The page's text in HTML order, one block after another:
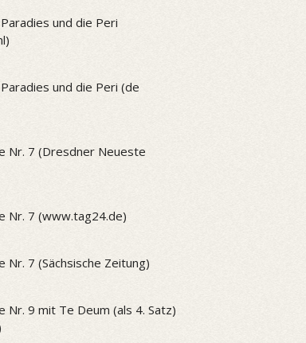
und die Peri
und die Peri (de
Nr. 7 (Dresdner Neueste
Nr. 7 (www.tag24.de)
Nr. 7 (Sächsische Zeitung)
Nr. 9 mit Te Deum (als 4. Satz)